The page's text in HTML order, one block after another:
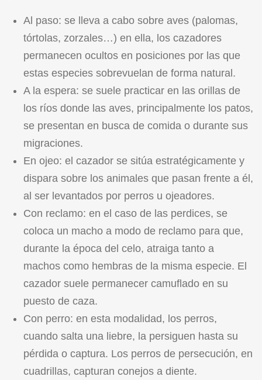
Al paso: se lleva a cabo sobre aves (palomas,
tórtolas, zorzales…) en ella, los cazadores
permanecen ocultos en posiciones por las que
estas especies sobrevuelan de forma natural.
A la espera: se suele practicar en las orillas de
los ríos donde las aves, principalmente los patos,
se presentan en busca de comida o durante sus
migraciones.
En ojeo: el cazador se sitúa estratégicamente y
dispara sobre los animales que pasan frente a él,
al ser levantados por perros u ojeadores.
Con reclamo: en el caso de las perdices, se
coloca un macho a modo de reclamo para que,
durante la época del celo, atraiga tanto a
machos como hembras de la misma especie. El
cazador suele permanecer camuflado en su
puesto de caza.
Con perro: en esta modalidad, los perros,
cuando salta una liebre, la persiguen hasta su
pérdida o captura. Los perros de persecución, en
cuadrillas, capturan conejos a diente.